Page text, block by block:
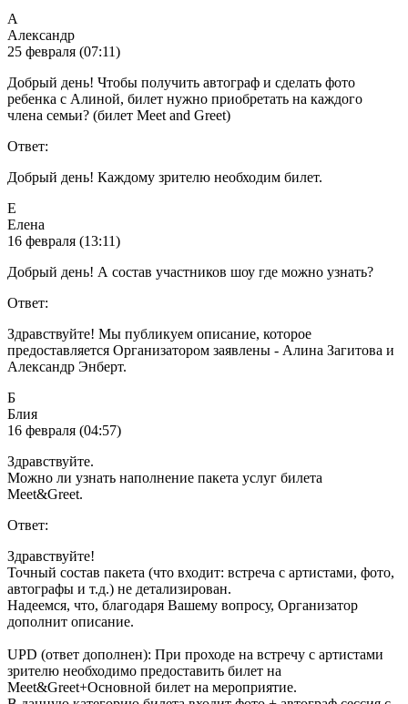
А
Александр
25 февраля (07:11)
Добрый день! Чтобы получить автограф и сделать фото
ребенка с Алиной, билет нужно приобретать на каждого
члена семьи? (билет Meet and Greet)
Ответ:
Добрый день! Каждому зрителю необходим билет.
Е
Елена
16 февраля (13:11)
Добрый день! А состав участников шоу где можно узнать?
Ответ:
Здравствуйте! Мы публикуем описание, которое
предоставляется Организатором заявлены - Алина Загитова и
Александр Энберт.
Б
Блия
16 февраля (04:57)
Здравствуйте.
Можно ли узнать наполнение пакета услуг билета
Мееt&Greet.
Ответ:
Здравствуйте!
Точный состав пакета (что входит: встреча с артистами, фото,
автографы и т.д.) не детализирован.
Надеемся, что, благодаря Вашему вопросу, Организатор
дополнит описание.
UPD (ответ дополнен): При проходе на встречу с артистами
зрителю необходимо предоставить билет на
Meet&Greet+Основной билет на мероприятие.